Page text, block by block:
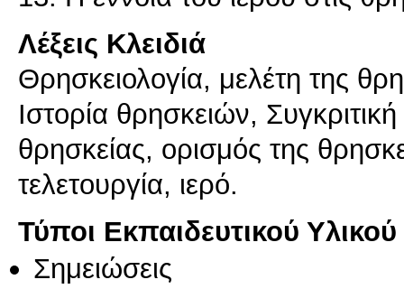
Λέξεις Κλειδιά
Θρησκειολογία, μελέτη της
Ιστορία θρησκειών,
θρησκείας, ορισμός της
τελετουργία, ιερό.
Τύποι Εκπαιδευτικού Υλικού
Σημειώσεις